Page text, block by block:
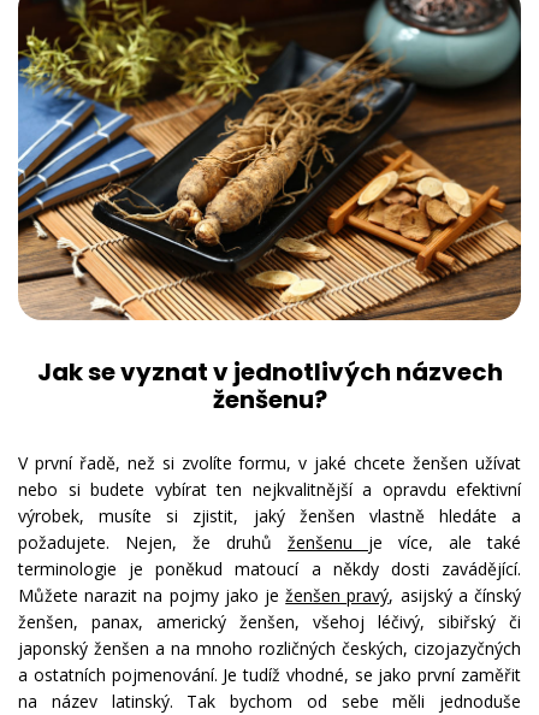
Jak se vyznat v jednotlivých názvech
ženšenu?
V první řadě, než si zvolíte formu, v jaké chcete ženšen užívat
nebo si budete vybírat ten nejkvalitnější a opravdu efektivní
výrobek, musíte si zjistit, jaký ženšen vlastně hledáte a
požadujete. Nejen, že druhů ženšenu je více, ale také
terminologie je poněkud matoucí a někdy dosti zavádějící.
Můžete narazit na pojmy jako ježenšen pravý, asijský a čínský
ženšen, panax, americký ženšen, všehoj léčivý, sibiřský či
japonský ženšen a na mnoho rozličných českých, cizojazyčných
a ostatních pojmenování. Je tudíž vhodné, se jako první zaměřit
na název latinský. Tak bychom od sebe měli jednoduše